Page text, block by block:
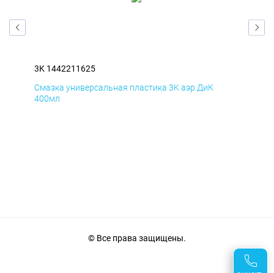
3K 1442211625
Смазка универсальная пластика 3K аэр ДиК
400мл
© Все права защищены.